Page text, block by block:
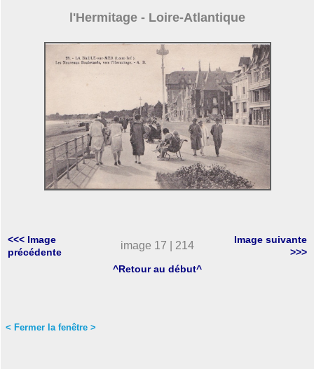
l'Hermitage - Loire-Atlantique
<<< Image
précédente
image 17 | 214
Image suivante
>>>
^Retour au début^
< Fermer la fenêtre >